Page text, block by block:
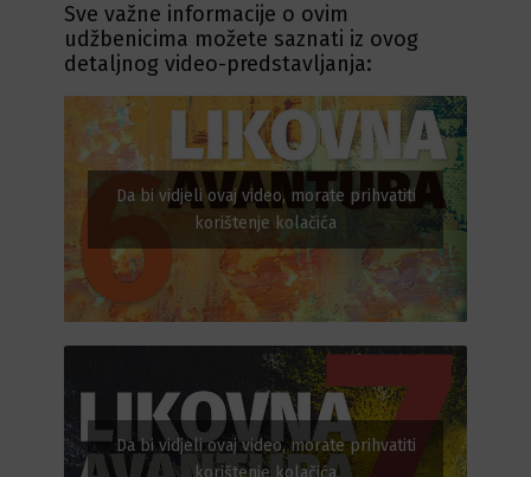
Sve važne informacije o ovim
udžbenicima možete saznati iz ovog
detaljnog video-predstavljanja:
Da bi vidjeli ovaj video, morate prihvatiti
korištenje kolačića
Da bi vidjeli ovaj video, morate prihvatiti
korištenje kolačića